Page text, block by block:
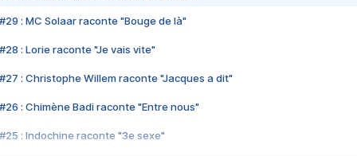
#29 : MC Solaar raconte "Bouge de là"
#28 : Lorie raconte "Je vais vite"
#27 : Christophe Willem raconte "Jacques a dit"
#26 : Chimène Badi raconte "Entre nous"
#25 : Indochine raconte "3e sexe"